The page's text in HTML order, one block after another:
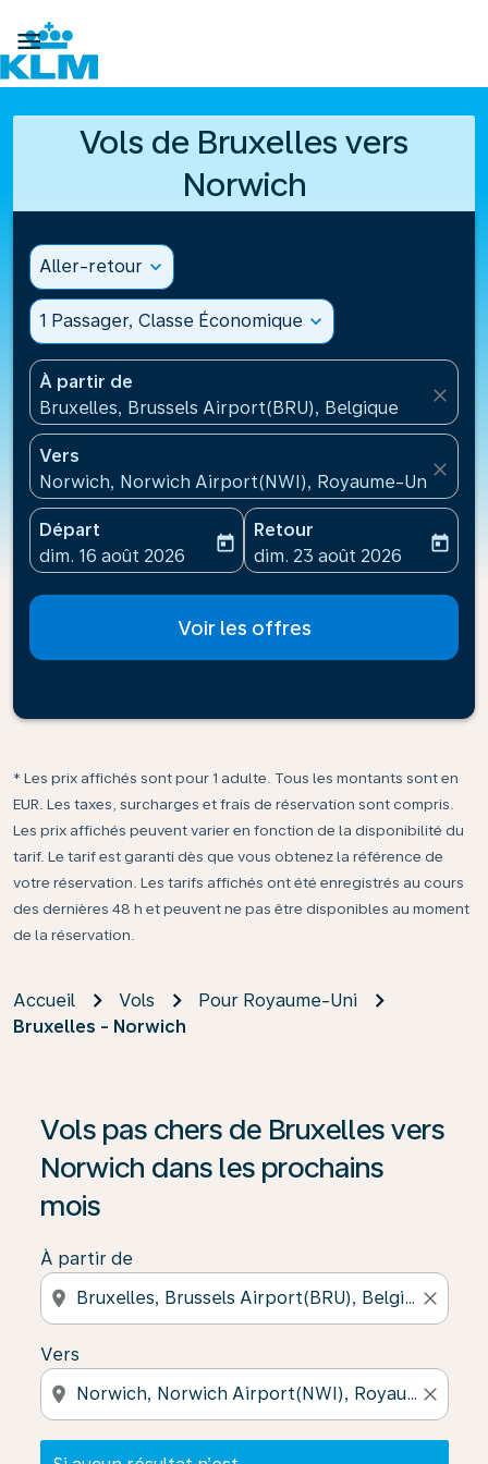

Vols de Bruxelles vers
Norwich
Aller-retour expand_more
1 Passager, Classe Économique expand_more
À partir de
Bruxelles, Brussels Airport(BRU), Belgique
close
Vers
Norwich, Norwich Airport(NWI), Royaume-Uni
close
Départ
fc-booking-departure-date-aria-label
dim. 16 août 2026
today
Retour
fc-booking-return-date-
dim. 23 août 2026
today
Voir les offres
* Les prix affichés sont pour 1 adulte. Tous les montants sont en
EUR. Les taxes, surcharges et frais de réservation sont compris.
Les prix affichés peuvent varier en fonction de la disponibilité du
tarif. Le tarif est garanti dès que vous obtenez la référence de
votre réservation. Les tarifs affichés ont été enregistrés au cours
des dernières 48 h et peuvent ne pas être disponibles au moment
de la réservation.
Accueil Vols
Pour Royaume-Uni
Bruxelles - Norwich
Vols pas chers de Bruxelles vers
Norwich dans les prochains
mois
À partir de
location_on close
Vers
location_on close
Si aucun résultat n’est disponible, cliquez sur «